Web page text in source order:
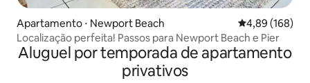
Apartamento ⋅ Newport Beach 4,89 de uma
4,89 (168)
Localização perfeita! Passos para Newport Beach e Pier
Aluguel por temporada de apartamento
privativos